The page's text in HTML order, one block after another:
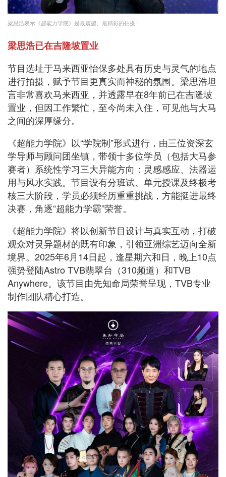
梁思浩表示《超能力学院》是最震撼、最精彩的拍摄！
梁思浩已在吉隆坡置业
节目选址于马来西亚怡保多处具有历史与灵气的地点
进行拍摄，赋予节目更真实而神秘的氛围。梁思浩坦
言非常喜欢马来西亚，并透露早在8年前已在吉隆坡
置业，但因工作繁忙，至今尚未入住，可见他与大马
之间的深厚缘分。
《超能力学院》以“学院制”形式进行，由三位资深玄
学导师与顾问团坐镇，带领十多位学员（包括大马参
赛者）系统性学习三大异能方向：灵感感应、法器运
用与风水实践。节目设有分班试、单元授课及终极考
核三大阶段，学员必须经历重重挑战，方能挺进最终
决赛，角逐“超能力学霸”荣誉。
《超能力学院》将以创新节目设计与真实互动，打破
观众对灵异题材的既有印象，引领亚洲综艺迈向全新
境界。2025年6月14日起，逢星期六和日，晚上10点
强势登陆Astro TVB翡翠台（310频道）和TVB
Anywhere。该节目由先知命局荣誉呈现，TVB专业
制作团队精心打造。